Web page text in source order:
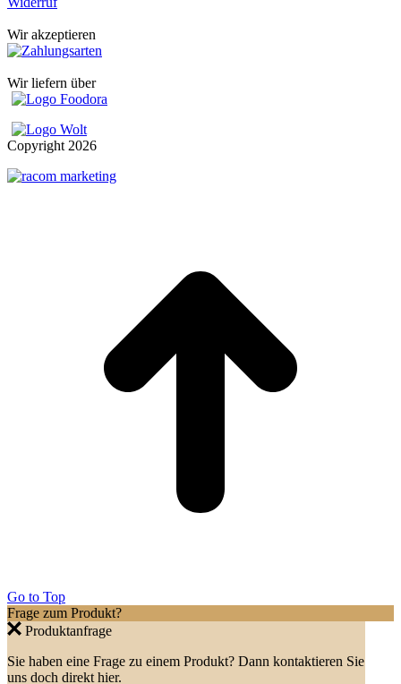
Wir akzeptieren
Wir liefern über
Copyright 2026
Go to Top
Frage zum Produkt?
Produktanfrage
Sie haben eine Frage zu einem Produkt? Dann kontaktieren Sie
uns doch direkt hier.